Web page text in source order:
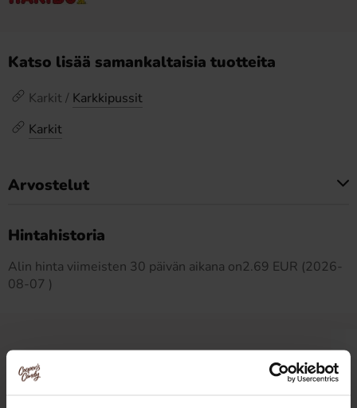
Katso lisää samankaltaisia tuotteita
Karkit / Karkkipussit
Karkit
Arvostelut
Hintahistoria
Alin hinta viimeisten 30 päivän aikana on2.69 EUR (2026-
08-07 )